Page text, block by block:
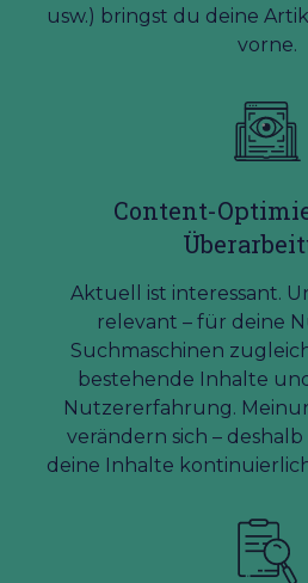
usw.) bringst du deine
vorne.
Content-
Aktuell ist interessant.
relevant – für deine
Suchmaschinen
bestehende Inhalte
Nutzererfahrung.
verändern sich –
deine Inhalte